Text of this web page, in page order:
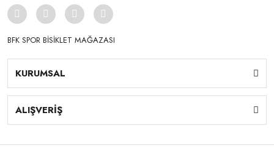
BFK SPOR BİSİKLET MAĞAZASI
KURUMSAL
ALIŞVERİŞ